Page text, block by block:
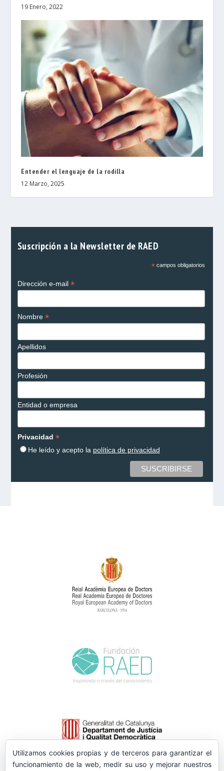
19 Enero, 2022
Entender el lenguaje de la rodilla
12 Marzo, 2025
Suscripción a la Newsletter de RAED
*campos obligatorios
Dirección e-mail *
Nombre *
Apellidos
Profesión
Entidad o empresa
Privacidad *
He leído y acepto la política de privacidad
Utilizamos cookies propias y de terceros para garantizar el
funcionamiento de la web, medir su uso y mejorar nuestros